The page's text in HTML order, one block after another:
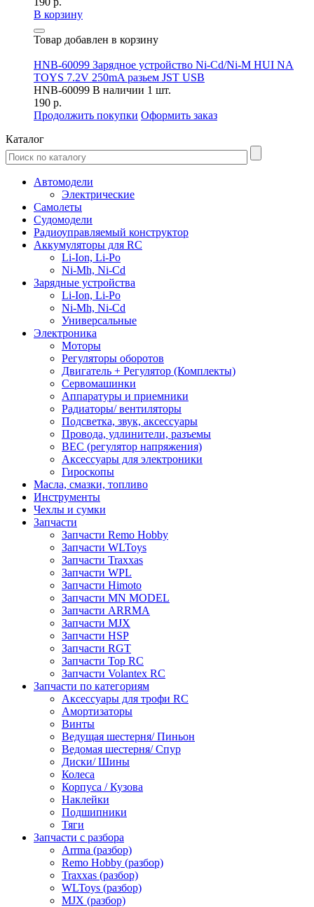
В корзину
Товар добавлен в корзину
HNB-60099 Зарядное устройство Ni-Cd/Ni-M HUI NA
TOYS 7.2V 250mA разьем JST USB
HNB-60099 В наличии 1 шт.
190 р.
Продолжить покупки Оформить заказ
Каталог
Автомодели
Электрические
Самолеты
Судомодели
Радиоуправляемый конструктор
Аккумуляторы для RC
Li-Ion, Li-Po
Ni-Mh, Ni-Cd
Зарядные устройства
Li-Ion, Li-Po
Ni-Mh, Ni-Cd
Универсальные
Электроника
Моторы
Регуляторы оборотов
Двигатель + Регулятор (Комплекты)
Сервомашинки
Аппаратуры и приемники
Радиаторы/ вентиляторы
Подсветка, звук, аксессуары
Провода, удлинители, разъемы
BEC (регулятор напряжения)
Аксессуары для электроники
Гироскопы
Масла, смазки, топливо
Инструменты
Чехлы и сумки
Запчасти
Запчасти Remo Hobby
Запчасти WLToys
Запчасти Traxxas
Запчасти WPL
Запчасти Himoto
Запчасти MN MODEL
Запчасти ARRMA
Запчасти MJX
Запчасти HSP
Запчасти RGT
Запчасти Top RC
Запчасти Volantex RC
Запчасти по категориям
Аксессуары для трофи RC
Амортизаторы
Винты
Ведущая шестерня/ Пиньон
Ведомая шестерня/ Спур
Диски/ Шины
Колеса
Корпуса / Кузова
Наклейки
Подшипники
Тяги
Запчасти с разбора
Arrma (разбор)
Remo Hobby (разбор)
Traxxas (разбор)
WLToys (разбор)
MJX (разбор)